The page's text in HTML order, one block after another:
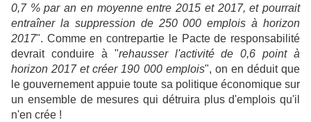
0,7 % par an en moyenne entre 2015 et 2017, et pourrait
entraîner la suppression de 250 000 emplois à horizon
2017". Comme en contrepartie le Pacte de responsabilité
devrait conduire à "rehausser l'activité de 0,6 point à
horizon 2017 et créer 190 000 emplois", on en déduit que
le gouvernement appuie toute sa politique économique sur
un ensemble de mesures qui détruira plus d'emplois qu'il
n'en crée !